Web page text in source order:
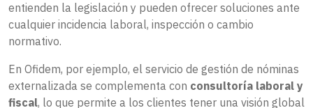
entienden la legislación y pueden ofrecer soluciones ante
cualquier incidencia laboral, inspección o cambio
normativo.
En Ofidem, por ejemplo, el servicio de gestión de nóminas
externalizada se complementa con consultoría laboral y
fiscal, lo que permite a los clientes tener una visión global